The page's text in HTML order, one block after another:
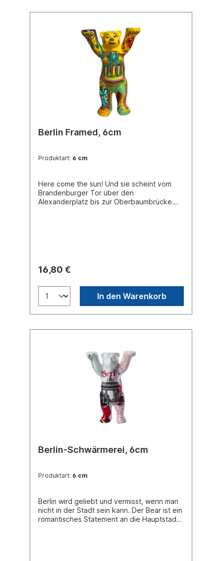
Berlin Framed, 6cm
Produktart: 6 cm
Here come the sun! Und sie scheint vom
Brandenburger Tor über den
Alexanderplatz bis zur Oberbaumbrücke.
16,80 €
In den Warenkorb
Berlin-Schwärmerei, 6cm
Produktart: 6 cm
Berlin wird geliebt und vermisst, wenn man
nicht in der Stadt sein kann. Der Bear ist ein
romantisches Statement an die Hauptstadt,